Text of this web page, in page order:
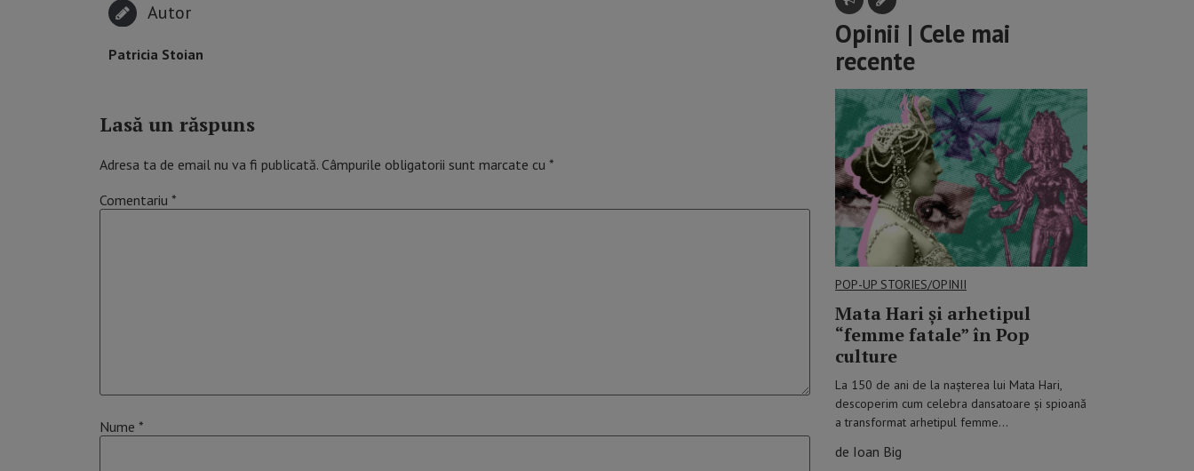
Autor
Patricia Stoian
Lasă un răspuns
Adresa ta de email nu va fi publicată. Câmpurile obligatorii sunt marcate cu *
Comentariu *
Nume *
Opinii | Cele mai
recente
POP-UP STORIES/OPINII
Mata Hari şi arhetipul
“femme fatale” în Pop
culture
La 150 de ani de la nașterea lui Mata Hari,
descoperim cum celebra dansatoare și spioană
a transformat arhetipul femme…
de Ioan Big